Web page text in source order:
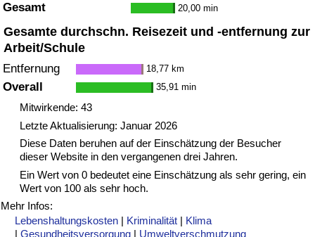
Gesamt 20,00 min
Gesamte durchschn. Reisezeit und -entfernung zur
Arbeit/Schule
Entfernung 18,77 km
Overall 35,91 min
Mitwirkende: 43
Letzte Aktualisierung: Januar 2026
Diese Daten beruhen auf der Einschätzung der Besucher
dieser Website in den vergangenen drei Jahren.
Ein Wert von 0 bedeutet eine Einschätzung als sehr gering, ein
Wert von 100 als sehr hoch.
Mehr Infos:
Lebenshaltungskosten | Kriminalität | Klima
|Gesundheitsversorgung | Umweltverschmutzung